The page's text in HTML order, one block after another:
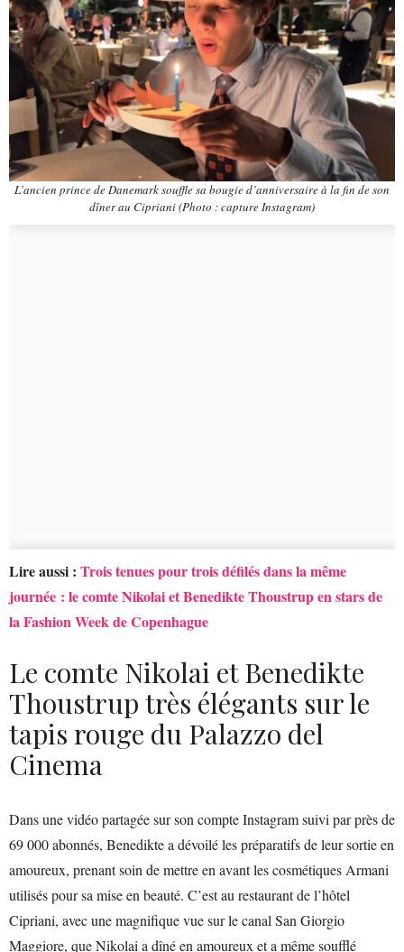
L’ancien prince de Danemark souffle sa bougie d’anniversaire à la fin de son
dîner au Cipriani (Photo : capture Instagram)
Lire aussi : Trois tenues pour trois défilés dans la même
journée : le comte Nikolai et Benedikte Thoustrup en stars de
la Fashion Week de Copenhague
Le comte Nikolai et Benedikte
Thoustrup très élégants sur le
tapis rouge du Palazzo del
Cinema
Dans une vidéo partagée sur son compte Instagram suivi par près de
69 000 abonnés, Benedikte a dévoilé les préparatifs de leur sortie en
amoureux, prenant soin de mettre en avant les cosmétiques Armani
utilisés pour sa mise en beauté. C’est au restaurant de l’hôtel
Cipriani, avec une magnifique vue sur le canal San Giorgio
Maggiore, que Nikolai a dîné en amoureux et a même soufflé